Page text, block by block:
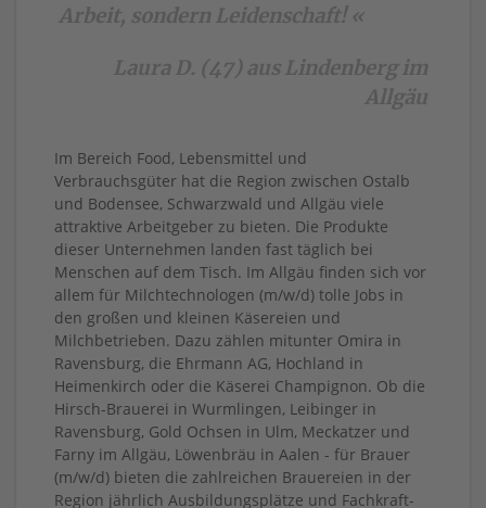
Arbeit, sondern Leidenschaft! «
Laura D. (47) aus Lindenberg im
Allgäu
Im Bereich Food, Lebensmittel und
Verbrauchsgüter hat die Region zwischen Ostalb
und Bodensee, Schwarzwald und Allgäu viele
attraktive Arbeitgeber zu bieten. Die Produkte
dieser Unternehmen landen fast täglich bei
Menschen auf dem Tisch. Im Allgäu finden sich vor
allem für Milchtechnologen (m/w/d) tolle Jobs in
den großen und kleinen Käsereien und
Milchbetrieben. Dazu zählen mitunter Omira in
Ravensburg, die Ehrmann AG, Hochland in
Heimenkirch oder die Käserei Champignon. Ob die
Hirsch-Brauerei in Wurmlingen, Leibinger in
Ravensburg, Gold Ochsen in Ulm, Meckatzer und
Farny im Allgäu, Löwenbräu in Aalen - für Brauer
(m/w/d) bieten die zahlreichen Brauereien in der
Region jährlich Ausbildungsplätze und Fachkraft-